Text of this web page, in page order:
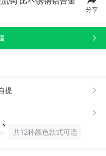
分享
提
共12种颜色款式可选
10月30日买了1件 去下单
01月03日买了2件